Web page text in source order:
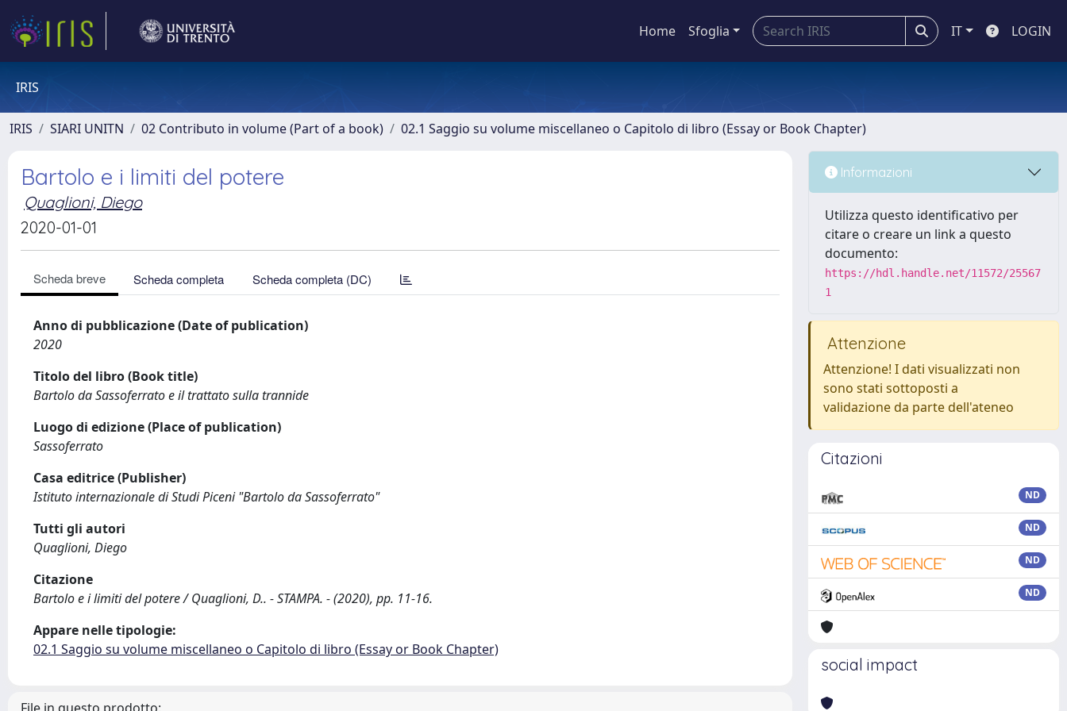
Home Sfoglia IT LOGIN
IRIS
IRIS SIARI UNITN 02 Contributo in volume (Part of a book) 02.1 Saggio su volume miscellaneo o Capitolo di libro (Essay or Book Chapter)
Bartolo e i limiti del potere
Quaglioni, Diego
2020-01-01
Scheda breve Scheda completa Scheda completa (DC)
Anno di pubblicazione (Date of publication)
2020
Titolo del libro (Book title)
Bartolo da Sassoferrato e il trattato sulla trannide
Luogo di edizione (Place of publication)
Sassoferrato
Casa editrice (Publisher)
Istituto internazionale di Studi Piceni "Bartolo da Sassoferrato"
Tutti gli autori
Quaglioni, Diego
Citazione
Bartolo e i limiti del potere / Quaglioni, D.. - STAMPA. - (2020), pp. 11-16.
Appare nelle tipologie:
02.1 Saggio su volume miscellaneo o Capitolo di libro (Essay or Book Chapter)
Informazioni
Utilizza questo identificativo per
citare o creare un link a questo
documento:
https://hdl.handle.net/11572/25567
1
Attenzione
Attenzione! I dati visualizzati non
sono stati sottoposti a
validazione da parte dell'ateneo
Citazioni
ND
ND
ND
ND
social impact